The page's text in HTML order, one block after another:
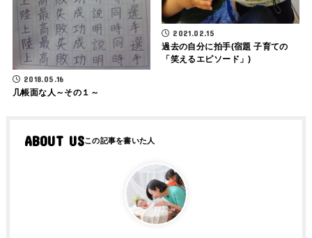
2018.05.16
几帳面な人～その１～
2021.02.15
過去の自分に拍手(宿題 子育ての
「笑えるエピソード」)
ABOUT US